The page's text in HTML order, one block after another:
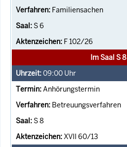
Familiensachen
S 6
F 102/26
Im Saal S 8
09:00 Uhr
Anhörungstermin
Betreuungsverfahren
S 8
XVII 60/13